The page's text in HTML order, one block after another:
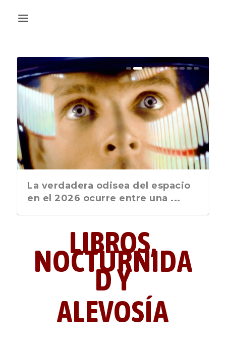
La última postal de la temporada
nos recuerda que nos vamos ...
La verdadera odisea del espacio
en el 2026 ocurre entre una ...
LIBROS,
NOCTURNIDA
D Y
ALEVOSÍA